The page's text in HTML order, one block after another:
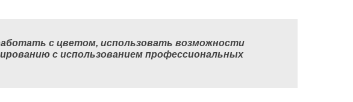
с цветом, использовать возможности
с использованием профессиональных